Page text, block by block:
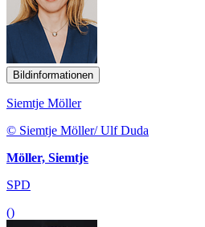
Bildinformationen
Siemtje Möller
© Siemtje Möller/ Ulf Duda
Möller, Siemtje
SPD
()